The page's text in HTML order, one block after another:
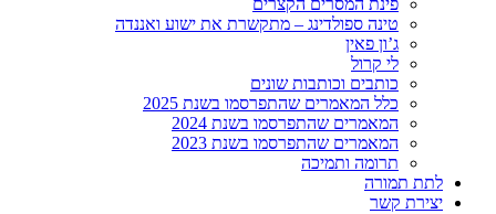
פינת המסרים הקצרים
טינה ספולדינג – מתקשרת את ישוע ואננדה
ג’ון פאין
לי קרול
כותבים וכותבות שונים
כלל המאמרים שהתפרסמו בשנת 2025
המאמרים שהתפרסמו בשנת 2024
המאמרים שהתפרסמו בשנת 2023
תרומה ותמיכה
לתת תמורה
יצירת קשר